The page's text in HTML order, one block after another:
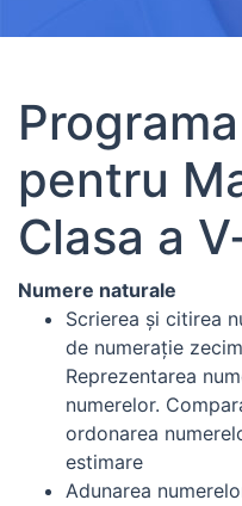
pentru
Clasa a
Numere naturale
Scrierea şi citirea
de numeraţie
Reprezentarea
numerelor.
ordonarea
estimare
Adunarea